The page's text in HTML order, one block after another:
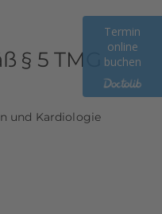
Termin
online
buchen
5 TMG
und Kardiologie